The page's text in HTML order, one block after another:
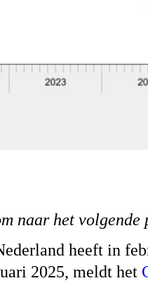
naar het
heeft in
2025, meldt het